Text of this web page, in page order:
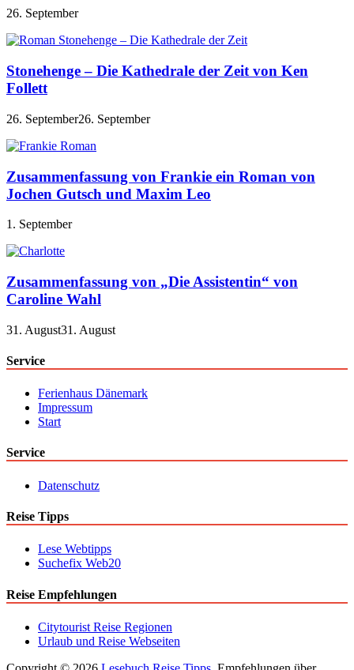
26. September
Stonehenge – Die Kathedrale der Zeit von Ken
Follett
26. September26. September
Zusammenfassung von Frankie ein Roman von
Jochen Gutsch und Maxim Leo
1. September
Zusammenfassung von „Die Assistentin“ von
Caroline Wahl
31. August31. August
Service
Ferienhaus Dänemark
Impressum
Start
Service
Datenschutz
Reise Tipps
Lese Webtipps
Suchefix Web20
Reise Empfehlungen
Citytourist Reise Regionen
Urlaub und Reise Webseiten